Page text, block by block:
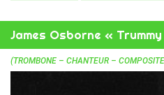
James Osborne « Trummy
(TROMBONE – CHANTEUR –